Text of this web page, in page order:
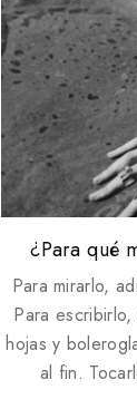
"Hay
contactos
¿Para qué
Para mirarlo,
Para
hojas y
al fin.
La
lo que
ElUn
Libros 787:
el vínculo